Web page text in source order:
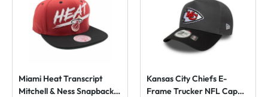
Miami Heat Transcript
Mitchell & Ness Snapback
Kansas City Chiefs E-
Frame Trucker NFL Cap